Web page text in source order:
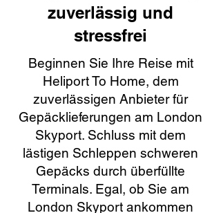
zuverlässig und
stressfrei
Beginnen Sie Ihre Reise mit
Heliport To Home, dem
zuverlässigen Anbieter für
Gepäcklieferungen am London
Skyport. Schluss mit dem
lästigen Schleppen schweren
Gepäcks durch überfüllte
Terminals. Egal, ob Sie am
London Skyport ankommen